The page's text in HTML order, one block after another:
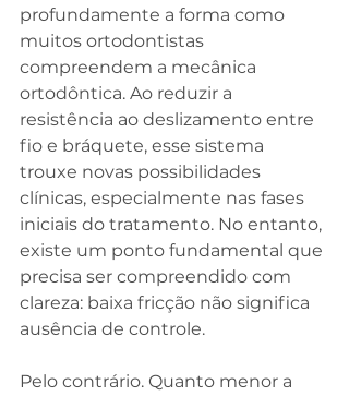
profundamente a forma como
muitos ortodontistas
compreendem a mecânica
ortodôntica. Ao reduzir a
resistência ao deslizamento entre
fio e bráquete, esse sistema
trouxe novas possibilidades
clínicas, especialmente nas fases
iniciais do tratamento. No entanto,
existe um ponto fundamental que
precisa ser compreendido com
clareza: baixa fricção não significa
ausência de controle.
Pelo contrário. Quanto menor a